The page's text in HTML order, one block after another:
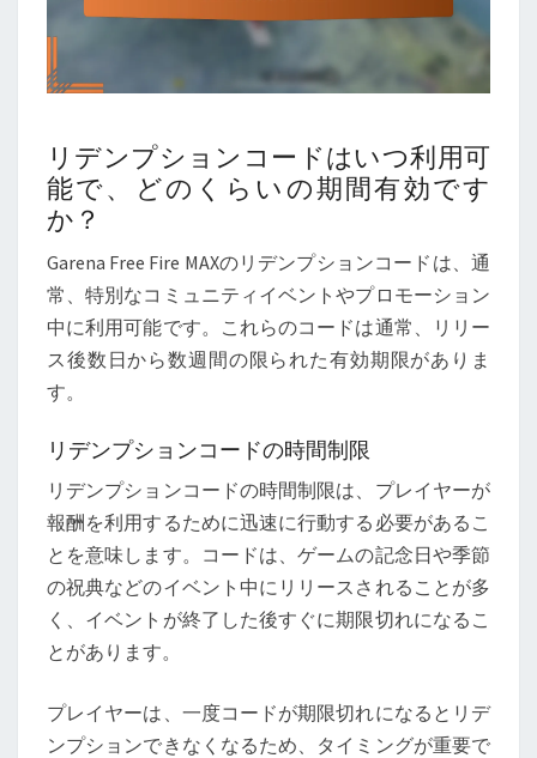
リデンプションコードはいつ利用可
能で、どのくらいの期間有効です
か？
Garena Free Fire MAXのリデンプションコードは、通
常、特別なコミュニティイベントやプロモーション
中に利用可能です。これらのコードは通常、リリー
ス後数日から数週間の限られた有効期限がありま
す。
リデンプションコードの時間制限
リデンプションコードの時間制限は、プレイヤーが
報酬を利用するために迅速に行動する必要があるこ
とを意味します。コードは、ゲームの記念日や季節
の祝典などのイベント中にリリースされることが多
く、イベントが終了した後すぐに期限切れになるこ
とがあります。
プレイヤーは、一度コードが期限切れになるとリデ
ンプションできなくなるため、タイミングが重要で